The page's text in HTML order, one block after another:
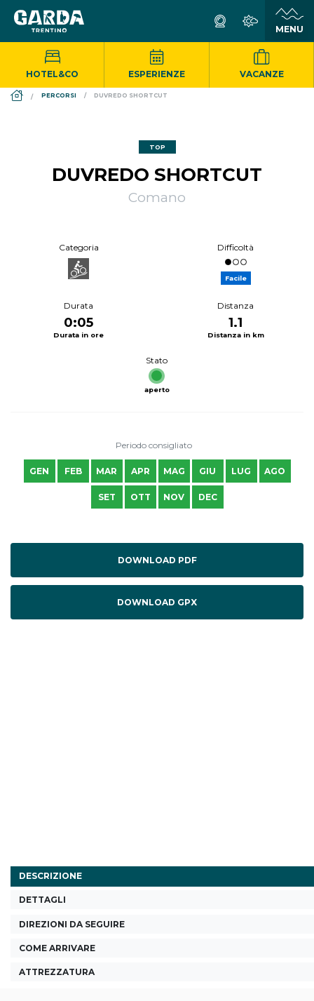
HOTEL&CO ESPERIENZE VACANZE
DS_BREADCRUMB.HOME
PERCORSI DUVREDO SHORTCUT
TOP
DUVREDO SHORTCUT
Comano
Categoria Difficoltà
Facile
Durata
0:05
Durata in ore
Distanza
1.1
Distanza in km
Stato
aperto
Periodo consigliato
GEN FEB MAR APR MAG GIU LUG AGO
SET OTT NOV DEC
DOWNLOAD PDF
DOWNLOAD GPX
DESCRIZIONE
DETTAGLI
DIREZIONI DA SEGUIRE
COME ARRIVARE
ATTREZZATURA